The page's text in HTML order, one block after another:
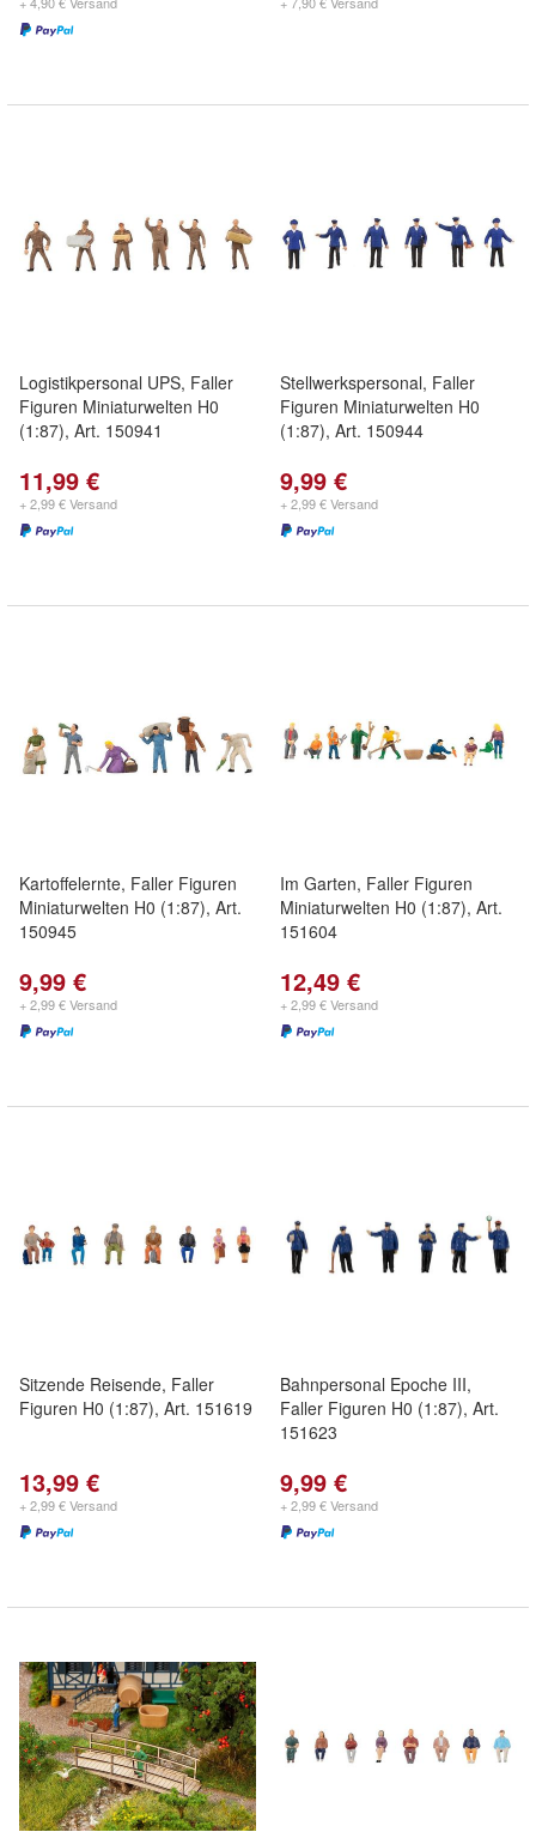
Logistikpersonal UPS, Faller
Figuren Miniaturwelten H0
(1:87), Art. 150941
11,99 €
+ 2,99 € Versand
Stellwerkspersonal, Faller
Figuren Miniaturwelten H0
(1:87), Art. 150944
9,99 €
+ 2,99 € Versand
Kartoffelernte, Faller Figuren
Miniaturwelten H0 (1:87), Art.
150945
9,99 €
+ 2,99 € Versand
Im Garten, Faller Figuren
Miniaturwelten H0 (1:87), Art.
151604
12,49 €
+ 2,99 € Versand
Sitzende Reisende, Faller
Figuren H0 (1:87), Art. 151619
13,99 €
+ 2,99 € Versand
Bahnpersonal Epoche III,
Faller Figuren H0 (1:87), Art.
151623
9,99 €
+ 2,99 € Versand